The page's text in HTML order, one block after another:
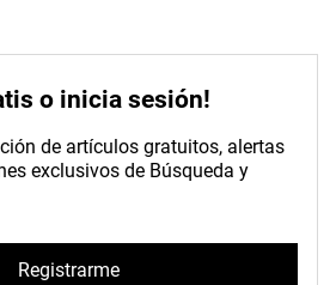
o inicia sesión!
de artículos gratuitos, alertas
exclusivos de Búsqueda y
Registrarme